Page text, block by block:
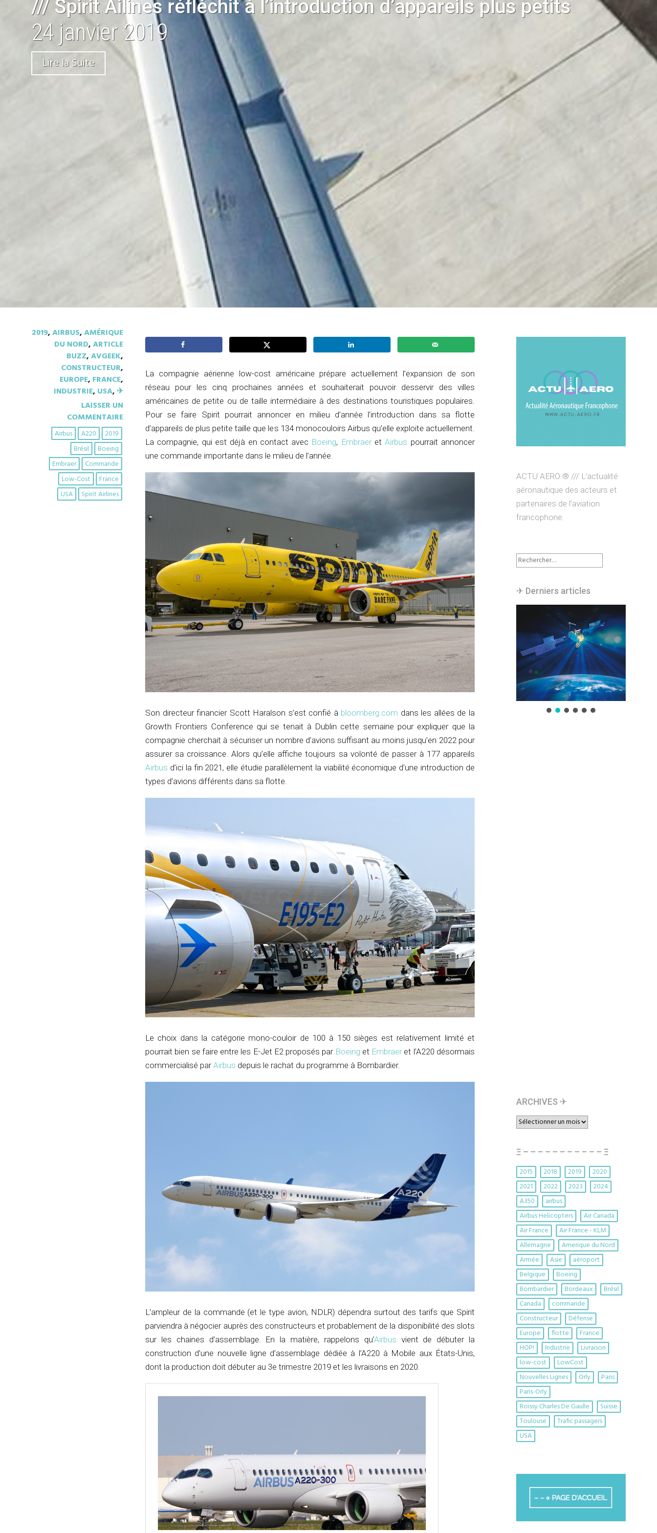
/// Spirit Ailines réfléchit à l’introduction d’appareils plus petits
24 janvier 2019
Lire la Suite
2019,AIRBUS,AMÉRIQUE
DU NORD,ARTICLE
BUZZ,AVGEEK,
CONSTRUCTEUR,
EUROPE, FRANCE,
INDUSTRIE, USA, ✈︎
LAISSER UN
COMMENTAIRE
2019
A220
Airbus
Boeing
Brésil
Commande
Embraer
France
Low-Cost
Spirit Airlines
USA
La compagnie aérienne low-cost américaine prépare actuellement l’expansion de son
réseau pour les cinq prochaines années et souhaiterait pouvoir desservir des villes
américaines de petite ou de taille intermédiaire à des destinations touristiques populaires.
Pour se faire Spirit pourrait annoncer en milieu d’année l’introduction dans sa flotte
d’appareils de plus petite taille que les 134 monocouloirs Airbus qu’elle exploite actuellement.
La compagnie, qui est déjà en contact avec Boeing, EmbraeretAirbus pourrait annoncer
une commande importante dans le milieu de l’année.
Son directeur financier Scott Haralson s’est confié à bloomberg.com dans les allées de la
Growth Frontiers Conference qui se tenait à Dublin cette semaine pour expliquer que la
compagnie cherchait à sécuriser un nombre d’avions suffisant au moins jusqu’en 2022 pour
assurer sa croissance. Alors qu’elle affiche toujours sa volonté de passer à 177 appareils
Airbus d’ici la fin 2021, elle étudie parallèlement la viabilité économique d’une introduction de
types d’avions différents dans sa flotte.
Le choix dans la catégorie mono-couloir de 100 à 150 sièges est relativement limité et
pourrait bien se faire entre les E-Jet E2 proposés par Boeing et Embraeret l’A220 désormais
commercialisé parAirbus depuis le rachat du programme à Bombardier.
L’ampleur de la commande (et le type avion, NDLR) dépendra surtout des tarifs que Spirit
parviendra à négocier auprès des constructeurs et probablement de la disponibilité des slots
sur les chaines d’assemblage. En la matière, rappelons qu’Airbus vient de débuter la
construction d’une nouvelle ligne d’assemblage dédiée à l’A220 à Mobile aux États-Unis,
dont la production doit débuter au 3e trimestre 2019 et les livraisons en 2020.
ACTU AERO ® /// L’actualité
aéronautique des acteurs et
partenaires de l’aviation
francophone.
Rechercher :
✈︎ Derniers articles
ARCHIVES ✈︎
ARCHIVES
✈︎
Ξ – – – – – – – – – – – Ξ
2015 2018 2019
2020
2021
2022 2023
2024
A350
airbus
Airbus Helicopters
Air Canada
Air France
Air France - KLM
Allemagne
Amerique du Nord
Armée
Asie
aéroport
Belgique
Boeing
Bombardier
Bordeaux
Brésil
Canada
commande
Constructeur
Défense
Europe
flotte
France
HOP!
Industrie
Livraison
low-cost
LowCost
Nouvelles Lignes
Orly
Paris
Paris-Orly
Roissy Charles De Gaulle
Suisse
Toulouse
Trafic passagers
USA